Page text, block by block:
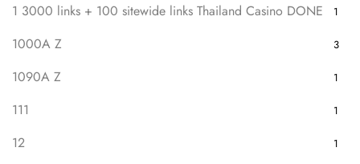
1 3000 links + 100 sitewide links Thailand Casino DONE 1
1000A Z 3
1090A Z 1
111 1
12 1